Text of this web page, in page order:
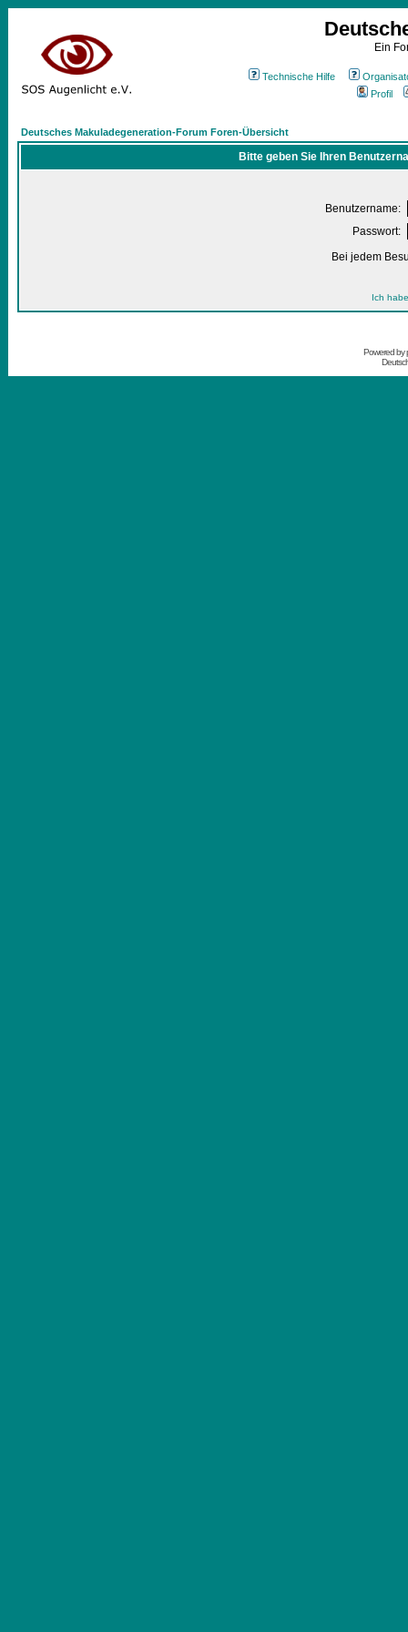
Ein
Technische Hilfe
Profil
Deutsches Makuladegeneration-Forum Foren-Übersicht
Bitte geben Sie Ihren
Benutzername:
Passwort:
Bei jedem
Ich
Powered by